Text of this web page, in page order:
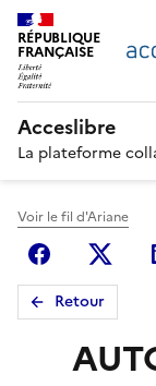
RÉPUBLIQUE
FRANÇAISE
Acceslibre
La plateforme
Voir le fil d'Ariane
FacebookX
Retour